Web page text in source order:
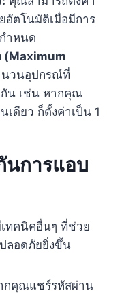
อัตโนมัติเมื่อมีการ
ำหนด
(Maximum
นวนอุปกรณ์ที่
กัน เช่น หากคุณ
เดียว ก็ตั้งค่าเป็น 1
นการแอบ
ทคนิคอื่นๆ ที่ช่วย
ลอดภัยยิ่งขึ้น
กคุณแชร์รหัสผ่าน